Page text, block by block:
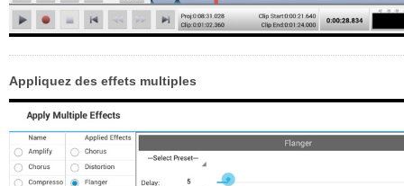
Appliquez des effets multiples